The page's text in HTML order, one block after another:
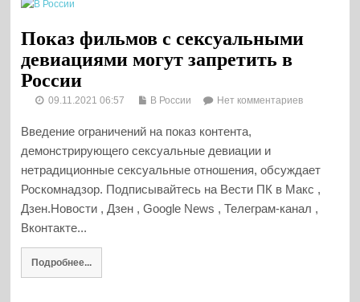
Показ фильмов с сексуальными
девиациями могут запретить в
России
09.11.2021 06:57 В России Нет комментариев
Введение ограничений на показ контента,
демонстрирующего сексуальные девиации и
нетрадиционные сексуальные отношения, обсуждает
Роскомнадзор. Подписывайтесь на Вести ПК в Макс ,
Дзен.Новости , Дзен , Google News , Телеграм-канал ,
Вконтакте...
Подробнее...